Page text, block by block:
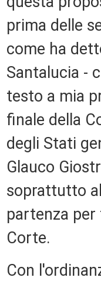
prima delle
come ha
Santalucia -
testo a mia
finale della
degli Stati
Glauco
soprattutto
partenza
Corte.
Con